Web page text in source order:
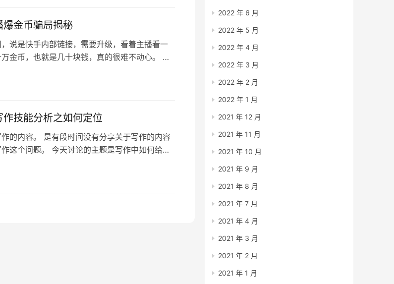
金币骗局揭秘
说是快手内部链接，需要升级，看着主播看一
金币，也就是几十块钱，真的很难不动心。 随
加两个群。 后端理财骗局 我加了一个微信，那
技能分析之如何定位
的内容。 是有段时间没有分享关于写作的内容
这个问题。 今天讨论的主题是写作中如何给自
意力的行为，可以说，写作的目的就是为了争
2022 年 6 月
2022 年 5 月
2022 年 4 月
2022 年 3 月
2022 年 2 月
2022 年 1 月
2021 年 12 月
2021 年 11 月
2021 年 10 月
2021 年 9 月
2021 年 8 月
2021 年 7 月
2021 年 4 月
2021 年 3 月
2021 年 2 月
2021 年 1 月